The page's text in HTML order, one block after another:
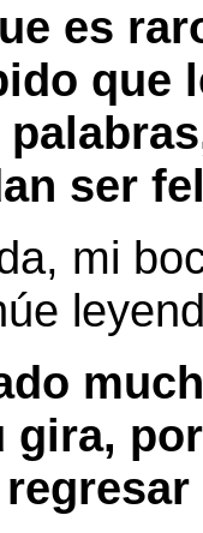
es
que
ser
mi
gira,